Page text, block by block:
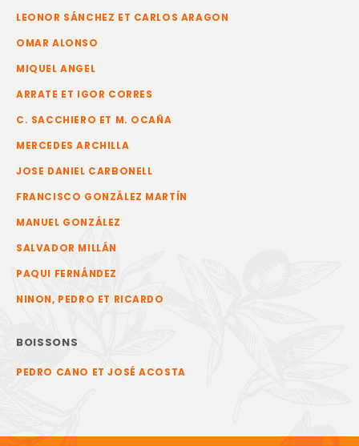
LEONOR SÁNCHEZ ET CARLOS ARAGON
OMAR ALONSO
MIQUEL ANGEL
ARRATE ET IGOR CORRES
C. SACCHIERO ET M. OCAÑA
MERCEDES ARCHILLA
JOSE DANIEL CARBONELL
FRANCISCO GONZÁLEZ MARTÍN
MANUEL GONZÁLEZ
SALVADOR MILLÁN
PAQUI FERNÁNDEZ
NINON, PEDRO ET RICARDO
BOISSONS
PEDRO CANO ET JOSÉ ACOSTA